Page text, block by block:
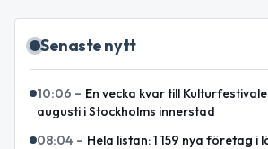
Senaste nytt
10:06 – En vecka kvar till
augusti i Stockholms innerstad
08:04 – Hela listan: 1 159 nya företag i